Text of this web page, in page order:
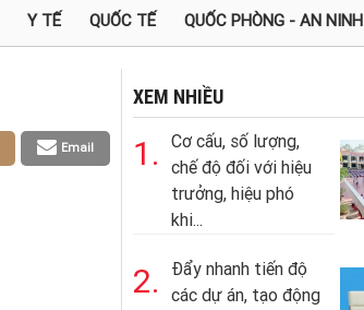
Y TẾ QUỐC TẾ QUỐC PHÒNG - AN NINH
Email
XEM NHIỀU
1.
Cơ cấu, số lượng,
chế độ đối với hiệu
trưởng, hiệu phó
khi...
2.
Đẩy nhanh tiến độ
các dự án, tạo động